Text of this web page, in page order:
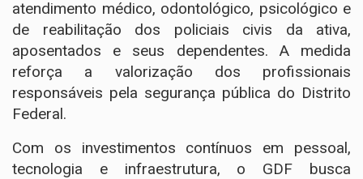
atendimento médico, odontológico, psicológico e
de reabilitação dos policiais civis da ativa,
aposentados e seus dependentes. A medida
reforça a valorização dos profissionais
responsáveis pela segurança pública do Distrito
Federal.
Com os investimentos contínuos em pessoal,
tecnologia e infraestrutura, o GDF busca